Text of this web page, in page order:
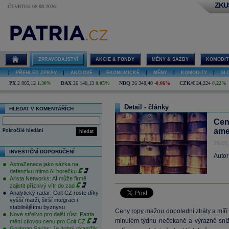
ČTVRTEK 06.08.2026
ZPRAVODAJSTVÍ AKCIE & FONDY MĚNY & SAZBY
PŘEHLED ZPRÁV AKCIOVÉ EKONOMICKÉ MĚNY KOMODITY
PX 2 805,12 1,30% DAX 26 140,13 0,05% NDQ 26 348,40 -0,06% CZK/€ 24,224 0,22%
HLEDAT V KOMENTÁŘÍCH
hledat
Pokročilé hledání
INVESTIČNÍ DOPORUČENÍ
AstraZeneca jako sázka na
defenzivu mimo AI horečku
Arista Networks: AI může firmě
zajistit příznivý vítr do zad
Analytický radar: Colt CZ roste díky
vyšší marži, širší integraci i
stabilnějšímu byznysu
Nové střelivo pro další růst. Patria
mění cílovou cenu pro Colt CZ
Detail - články
Cenyropy mažou dopolední ztráty a
minulém týdnu nečekaně a výrazně